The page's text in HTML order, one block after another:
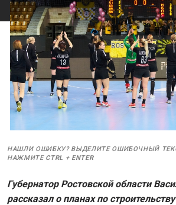
НАШЛИ ОШИБКУ? ВЫДЕЛИТЕ ОШИБОЧНЫЙ
НАЖМИТЕ CTRL + ENTER
Губернатор Ростовской области
рассказал о планах по